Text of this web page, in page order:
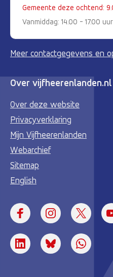
Gemeente deze ochtend:
Vanmiddag: 14.00 - 17.00 uur
Meer contactgegevens en
Over vijfheerenlanden.nl
Over deze website
Privacyverklaring
Mijn Vijfheerenlanden
Webarchief
Sitemap
English